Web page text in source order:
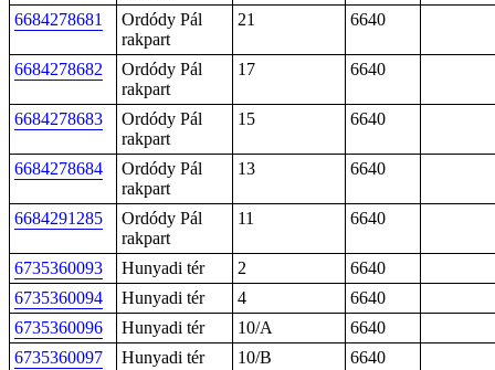
6684278681
Ordódy Pál
rakpart
21 6640
6684278682
Ordódy Pál
rakpart
17 6640
6684278683
Ordódy Pál
rakpart
15 6640
6684278684
Ordódy Pál
rakpart
13 6640
6684291285
Ordódy Pál
rakpart
11 6640
6735360093 Hunyadi tér 2
6640
6735360094
Hunyadi tér 4
6640
6735360096
Hunyadi tér 10/A
6640
6735360097
Hunyadi tér 10/B
6640